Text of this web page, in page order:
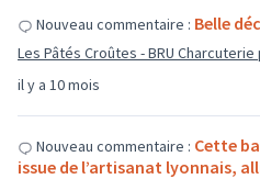
il y a 10 mois
Nouveau commentaire : Belle
Les Pâtés Croûtes - BRU
Nouveau commentaire : Cette
issue de l’artisanat lyonnais,